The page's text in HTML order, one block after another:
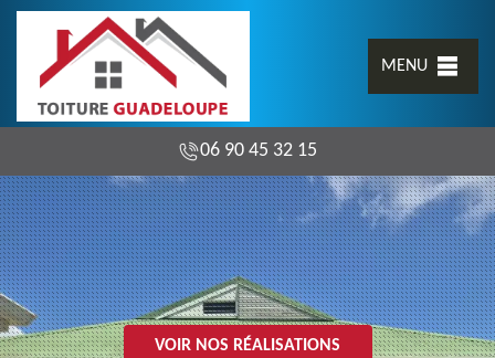
MENU
06 90 45 32 15
VOIR NOS RÉALISATIONS